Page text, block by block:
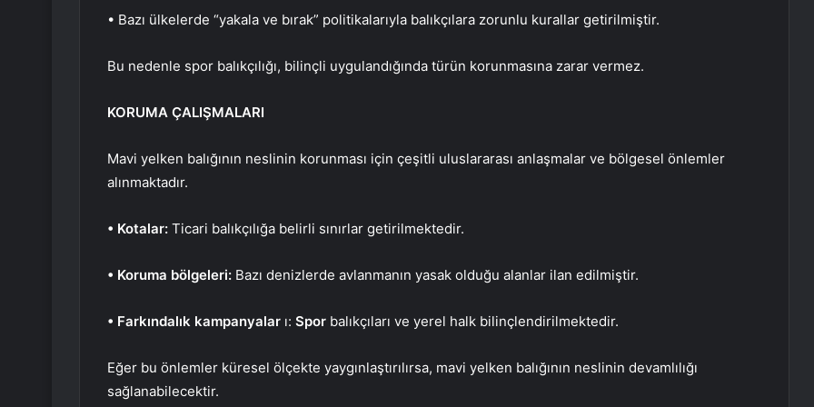
• Bazı ülkelerde “yakala ve bırak” politikalarıyla balıkçılara zorunlu kurallar getirilmiştir.
Bu nedenle spor balıkçılığı, bilinçli uygulandığında türün korunmasına zarar vermez.
KORUMA ÇALIŞMALARI
Mavi yelken balığının neslinin korunması için çeşitli uluslararası anlaşmalar ve bölgesel önlemler
alınmaktadır.
• Kotalar: Ticari balıkçılığa belirli sınırlar getirilmektedir.
• Koruma bölgeleri: Bazı denizlerde avlanmanın yasak olduğu alanlar ilan edilmiştir.
• Farkındalık kampanyalar ı: Spor balıkçıları ve yerel halk bilinçlendirilmektedir.
Eğer bu önlemler küresel ölçekte yaygınlaştırılırsa, mavi yelken balığının neslinin devamlılığı
sağlanabilecektir.